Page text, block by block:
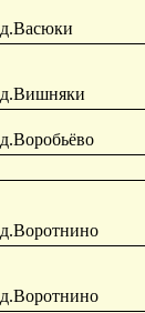
д.Васюки
д.Вишняки
д.Воробьёво
д.Воротнино
д.Воротнино